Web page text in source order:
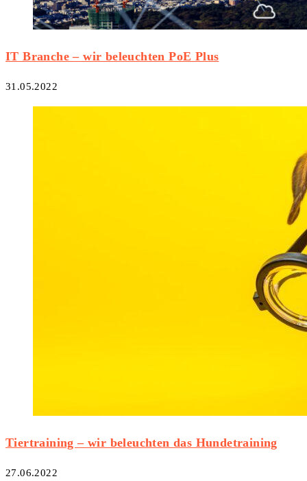
IT Branche – wir beleuchten PoE Plus
31.05.2022
Tiertraining – wir beleuchten das Hundetraining
27.06.2022